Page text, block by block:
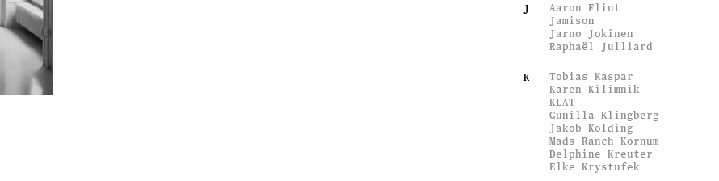
J
Aaron Flint
Jamison
Jarno Jokinen
Raphaël Julliard
K
Tobias Kaspar
Karen Kilimnik
KLAT
Gunilla Klingberg
Jakob Kolding
Mads Ranch Kornum
Delphine Kreuter
Elke Krystufek